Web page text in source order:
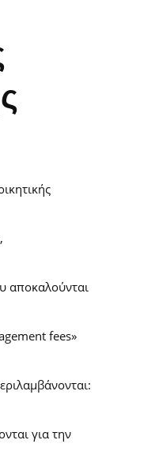
αποκαλούνται
fees»
για την